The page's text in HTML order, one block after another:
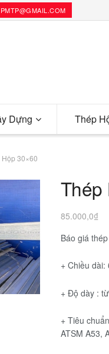
Dựng Thép
Hộp 30×60
Thép
85.000,0₫
Báo giá
+ Chiều dài:
+ Độ dày :
+ Tiêu
ATSM A53,